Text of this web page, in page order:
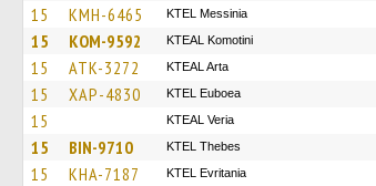
15 KMH-6465 KTEL Messinia
15 KOM-9592 KTEAL Komotini
15 ATK-3272 KTEAL Arta
15 XAP-4830 ΚΤΕL Euboea
15 KTEAL Veria
15 BIN-9710 KTEL Thebes
15 KHA-7187 ΚΤΕL Evritania